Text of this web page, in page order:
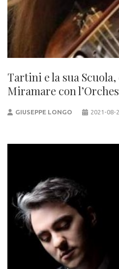
Tartini e la sua
Miramare con
GIUSEPPE LONGO 2021-08-